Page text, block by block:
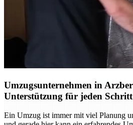
Umzugsunternehmen in
Unterstützung für jeden
Ein Umzug ist immer mit viel Planung